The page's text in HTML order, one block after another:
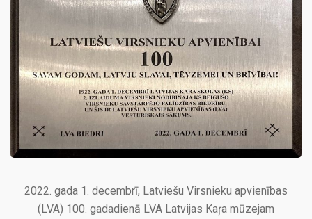
2022. gada 1. decembrī, Latviešu Virsnieku apvienības
(LVA) 100. gadadienā LVA Latvijas Kaŗa mūzejam